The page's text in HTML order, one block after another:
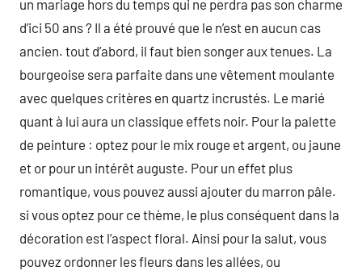
un mariage hors du temps qui ne perdra pas son charme
d’ici 50 ans ? Il a été prouvé que le n’est en aucun cas
ancien. tout d’abord, il faut bien songer aux tenues. La
bourgeoise sera parfaite dans une vêtement moulante
avec quelques critères en quartz incrustés. Le marié
quant à lui aura un classique effets noir. Pour la palette
de peinture : optez pour le mix rouge et argent, ou jaune
et or pour un intérêt auguste. Pour un effet plus
romantique, vous pouvez aussi ajouter du marron pâle.
si vous optez pour ce thème, le plus conséquent dans la
décoration est l’aspect floral. Ainsi pour la salut, vous
pouvez ordonner les fleurs dans les allées, ou